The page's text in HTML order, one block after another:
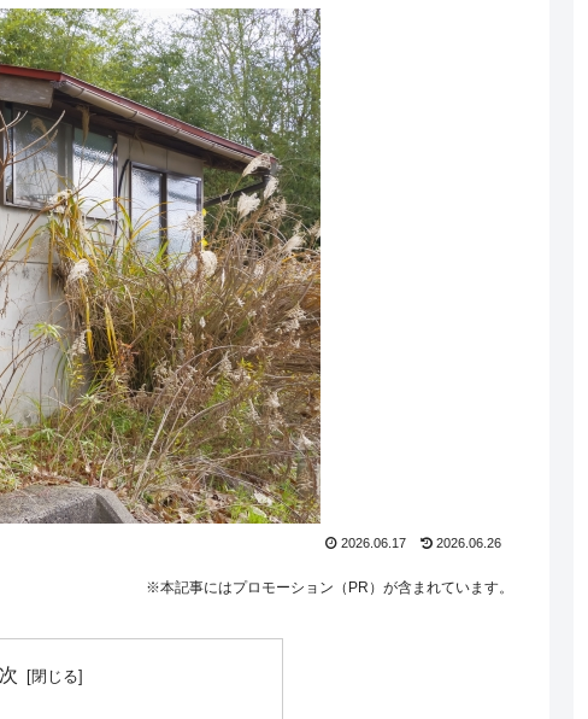
2026.06.17 2026.06.26
※本記事にはプロモーション（PR）が含まれています。